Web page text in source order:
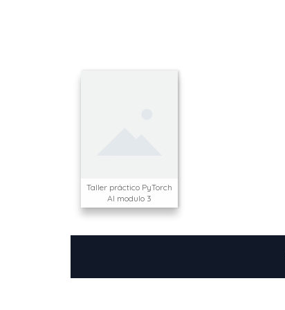
Taller práctico PyTorch
AI modulo 3